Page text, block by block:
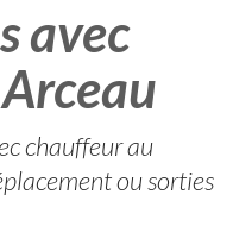
avec
chauffeur au
ou sorties